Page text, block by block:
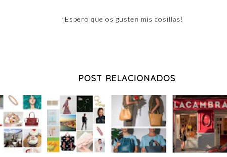
¡Espero que os gusten mis cosillas!
POST RELACIONADOS